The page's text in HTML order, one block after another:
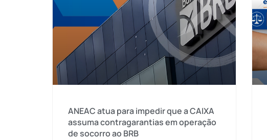
ANEAC atua para impedir que a CAIXA
assuma contragarantias em operação
de socorro ao BRB